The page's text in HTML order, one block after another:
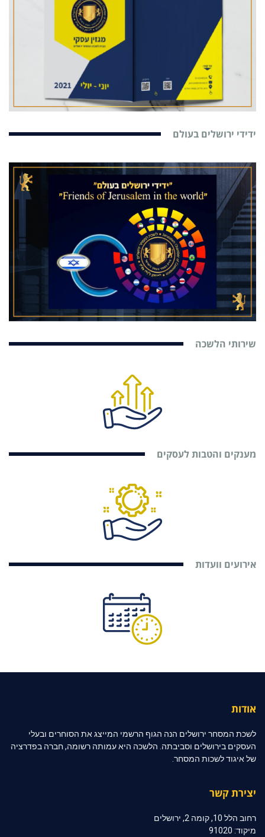
ידידי ירושלים בעולם
שירותי הלשכה
מענקים והטבות לעסקים
אירועים וועדות
אודות
לשכת המסחר ירושלים הנה הגוף הרשמי המייצג את הסוחרים ובעלי
העסקים בירושלים וסביבתה. הלשכה היא עמותה רשומה, חברה בפדרציה
של איגוד לשכות המסחר.
יצירת קשר
רחוב הלל 10, קומה 2, ירושלים
מיקוד: 91020